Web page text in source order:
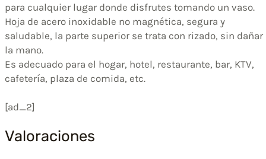
para cualquier lugar donde disfrutes tomando un vaso.
Hoja de acero inoxidable no magnética, segura y
saludable, la parte superior se trata con rizado, sin dañar
la mano.
Es adecuado para el hogar, hotel, restaurante, bar, KTV,
cafetería, plaza de comida, etc.
[ad_2]
Valoraciones